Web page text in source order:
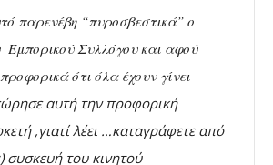
παρενέβη “πυροσβεστικά” ο
Εμπορικού Συλλόγου και αφού
ότι όλα έχουν γίνει
αυτή την προφορική
,γιατί λέει …καταγράφετε από
συσκευή του κινητού